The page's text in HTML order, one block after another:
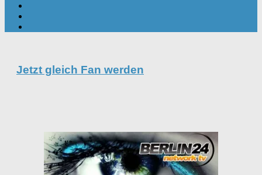
Jetzt gleich Fan werden